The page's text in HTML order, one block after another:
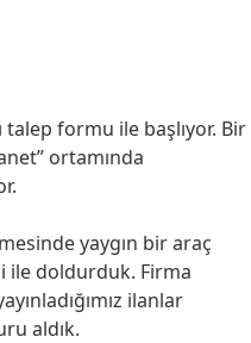
talep formu ile başlıyor. Bir
ortamında
yaygın bir araç
ile doldurduk. Firma
ilanlar
aldık.